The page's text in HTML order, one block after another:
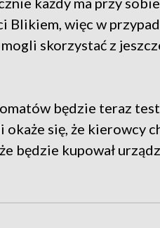
Blikiem, więc w
skorzystać z
będzie teraz
się, że kierowcy
będzie kupował